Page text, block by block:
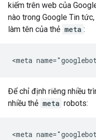
kiếm trên web của
nào trong Google Tin
làm tên của thẻ meta :
<meta
Để chỉ định riêng nhiều
nhiều thẻ meta robots:
<meta